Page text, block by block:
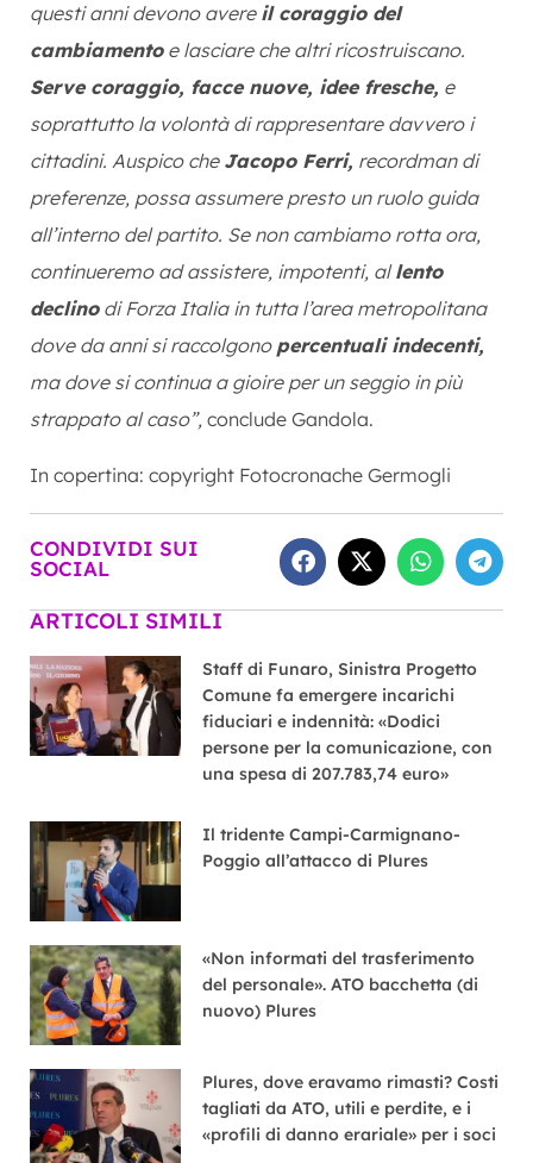
questi anni devono avere il coraggio del
cambiamentoe lasciare che altri ricostruiscano.
Serve coraggio, facce nuove, idee fresche, e
soprattutto la volontà di rappresentare davvero i
cittadini. Auspico che Jacopo Ferri, recordman di
preferenze, possa assumere presto un ruolo guida
all’interno del partito. Se non cambiamo rotta ora,
continueremo ad assistere, impotenti, allento
declinodi Forza Italia in tutta l’area metropolitana
dove da anni si raccolgono percentuali indecenti,
ma dove si continua a gioire per un seggio in più
strappato al caso”, conclude Gandola.
In copertina: copyright Fotocronache Germogli
CONDIVIDI SUI
SOCIAL
ARTICOLI SIMILI
Staff di Funaro, Sinistra Progetto
Comune fa emergere incarichi
fiduciari e indennità: «Dodici
persone per la comunicazione, con
una spesa di 207.783,74 euro»
Il tridente Campi-Carmignano-
Poggio all’attacco di Plures
«Non informati del trasferimento
del personale». ATO bacchetta (di
nuovo) Plures
Plures, dove eravamo rimasti? Costi
tagliati da ATO, utili e perdite, e i
«profili di danno erariale» per i soci